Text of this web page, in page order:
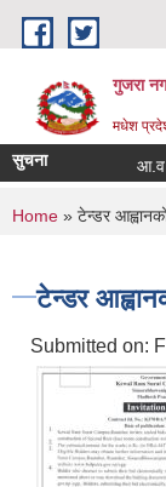
Skip to main content
गुजरा
मधेश
सुचना आ.व
You are
Home » टेन्डर
टेन्डर
Submitted on: